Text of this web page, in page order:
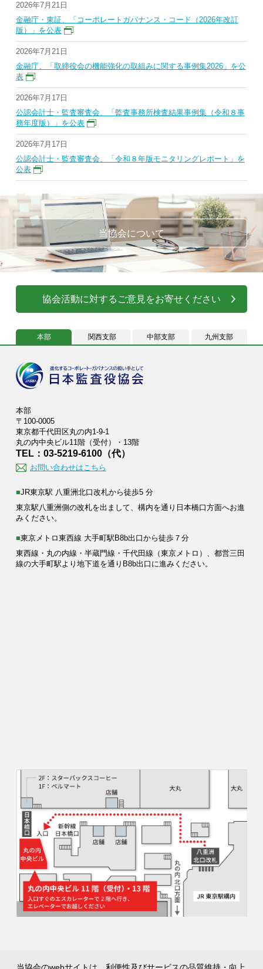
2026年7月21日
金融庁・東証、「コーポレートガバナンス・コード（2026年改訂
版）」を公表
2026年7月21日
金融庁、「取締役会の機能強化の取組みに関する事例集2026」を公
表
2026年7月17日
公認会計士・監査審査会、「監査事務所検査結果事例集（令和８事
務年度版）」を公表
2026年7月17日
公認会計士・監査審査会、「令和８年版モニタリングレポート」を
公表
当協会について
協会活動に対するご意見をお寄せください
本部 関西支部 中部支部 九州支部
本部
〒100-0005
東京都千代田区丸の内1-9-1
丸の内中央ビル11階（受付）・13階
TEL：03-5219-6100（代）
お問い合わせはこちら
■JR東京駅 八重洲北口改札から徒歩5 分
東京駅八重洲側の改札を出まして、構内を通り日本橋口方面へお進
みください。
■東京メトロ東西線 大手町駅B8b出口から徒歩７分
東西線・丸の内線・半蔵門線・千代田線（東京メトロ）、都営三田
線の大手町駅より地下道を通りB8b出口に進みください。